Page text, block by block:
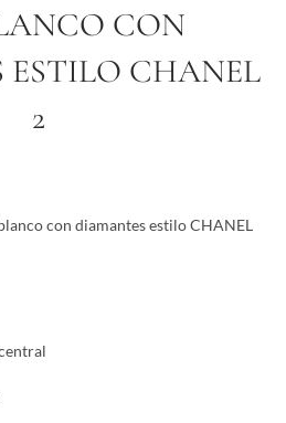
CON
CHANEL
2
con diamantes estilo CHANEL